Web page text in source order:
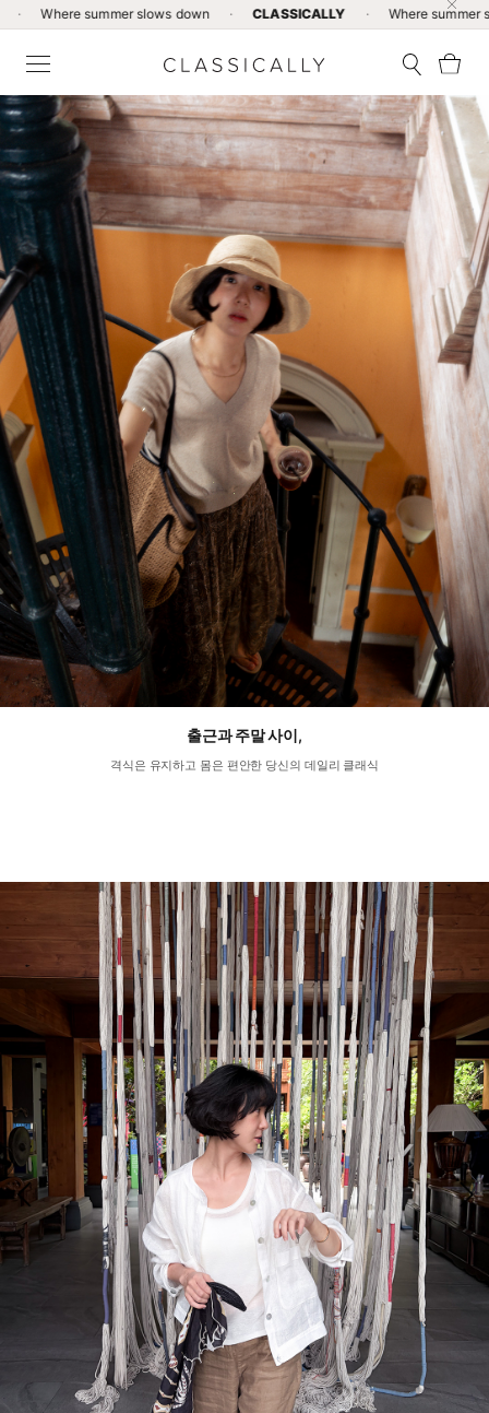
summer slows down · CLASSICALLY · Where summer slows
출근과 주말 사이,
격식은 유지하고 몸은 편안한 당신의 데일리 클래식